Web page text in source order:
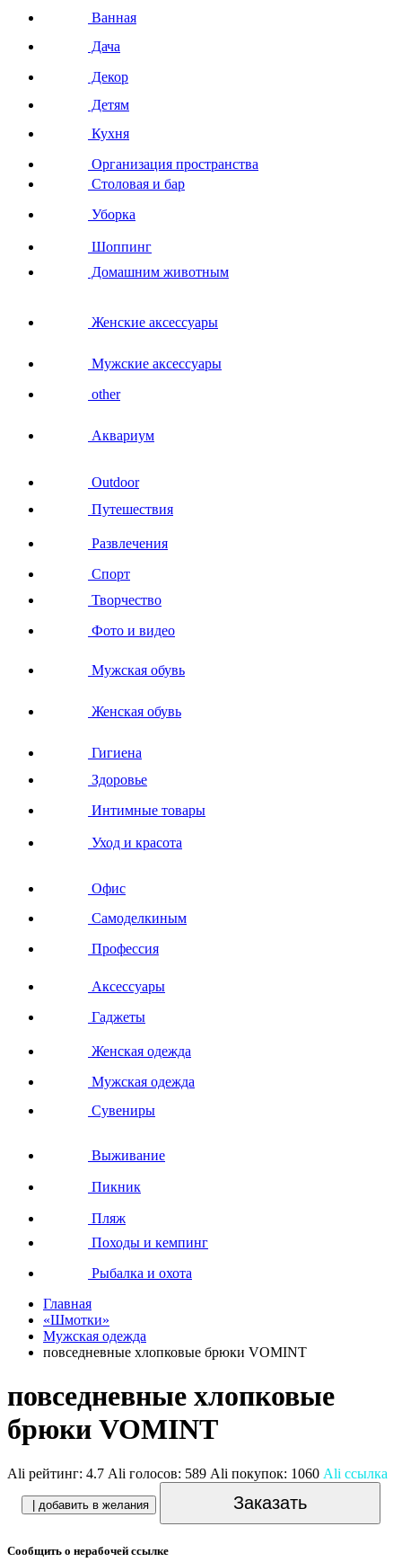
Ванная
Дача
Декор
Детям
Кухня
Организация пространства
Столовая и бар
Уборка
Шоппинг
Домашним животным
Женские аксессуары
Мужские аксессуары
other
Аквариум
Outdoor
Путешествия
Развлечения
Спорт
Творчество
Фото и видео
Мужская обувь
Женская обувь
Гигиена
Здоровье
Интимные товары
Уход и красота
Офис
Самоделкиным
Профессия
Аксессуары
Гаджеты
Женская одежда
Мужская одежда
Сувениры
Выживание
Пикник
Пляж
Походы и кемпинг
Рыбалка и охота
Главная
«Шмотки»
Мужская одежда
повседневные хлопковые брюки VOMINT
повседневные хлопковые
брюки VOMINT
Ali рейтинг: 4.7 Ali голосов: 589 Ali покупок: 1060 Ali ссылка
| добавить в желания Заказать
Сообщить о нерабочей ссылке